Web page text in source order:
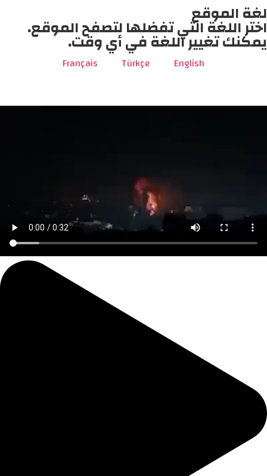
لغة الموقع
اختر اللغة التي تفضلها لتصفح الموقع.
يمكنك تغيير اللغة في أي وقت.
English
Türkçe
Français